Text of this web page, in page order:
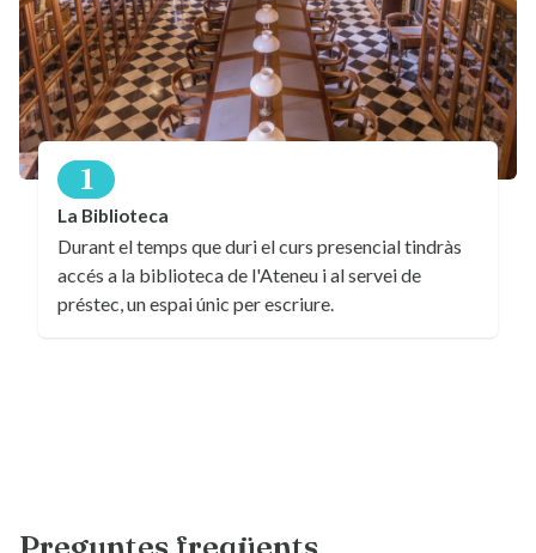
1
La Biblioteca
Durant el temps que duri el curs presencial tindràs
accés a la biblioteca de l'Ateneu i al servei de
préstec, un espai únic per escriure.
Preguntes freqüents